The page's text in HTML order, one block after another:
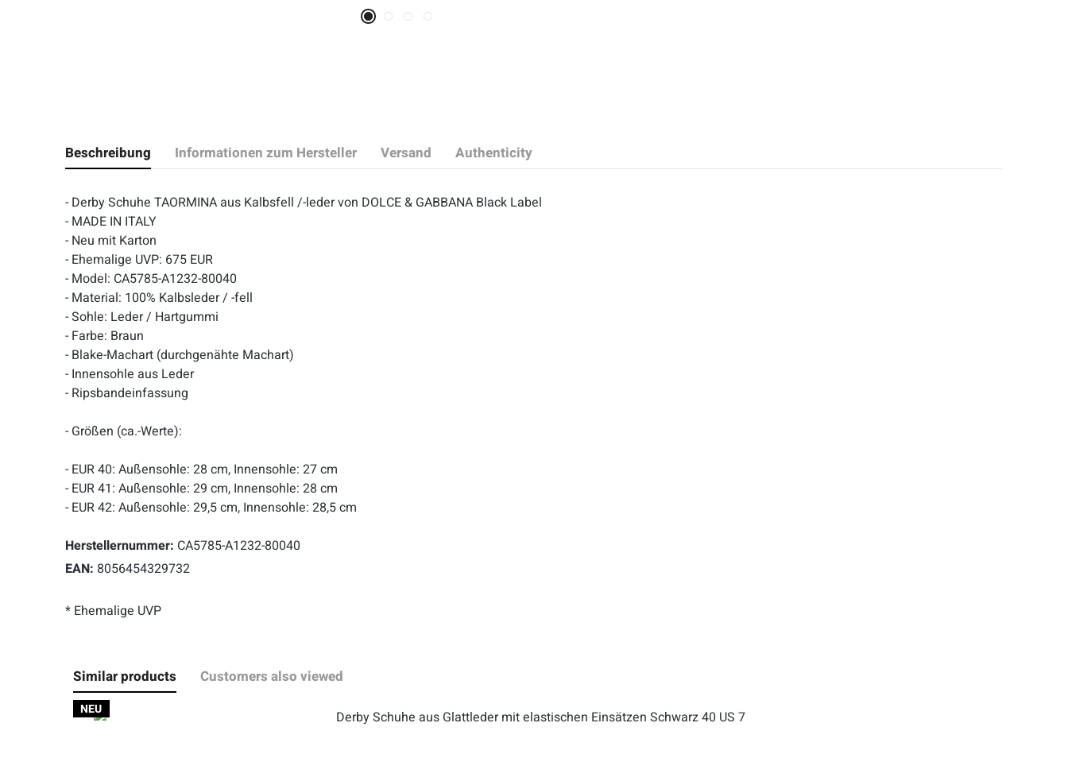
Beschreibung Informationen zum Hersteller Versand Authenticity
- Derby Schuhe TAORMINA aus Kalbsfell /-leder von DOLCE & GABBANA Black Label
- MADE IN ITALY
- Neu mit Karton
- Ehemalige UVP: 675 EUR
- Model: CA5785-A1232-80040
- Material: 100% Kalbsleder / -fell
- Sohle: Leder / Hartgummi
- Farbe: Braun
- Blake-Machart (durchgenähte Machart)
- Innensohle aus Leder
- Ripsbandeinfassung
- Größen (ca.-Werte):
- EUR 40: Außensohle: 28 cm, Innensohle: 27 cm
- EUR 41: Außensohle: 29 cm, Innensohle: 28 cm
- EUR 42: Außensohle: 29,5 cm, Innensohle: 28,5 cm
Herstellernummer: CA5785-A1232-80040
EAN: 8056454329732
* Ehemalige UVP
Similar products Customers also viewed
NEU